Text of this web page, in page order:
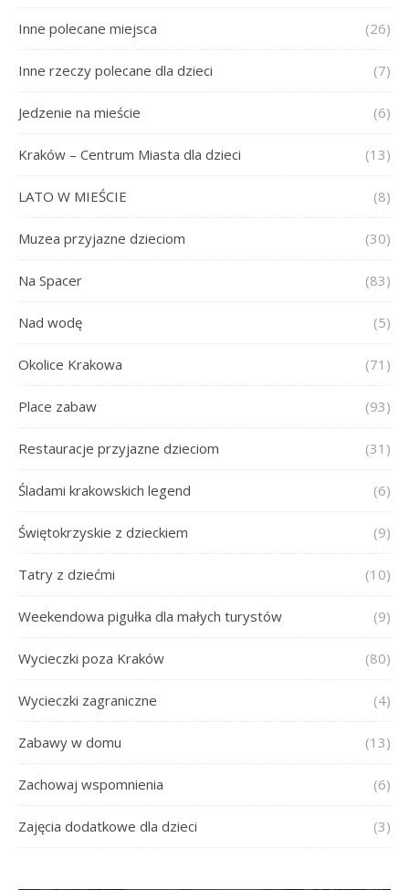
Inne polecane miejsca (26)
Inne rzeczy polecane dla dzieci (7)
Jedzenie na mieście (6)
Kraków – Centrum Miasta dla dzieci (13)
LATO W MIEŚCIE (8)
Muzea przyjazne dzieciom (30)
Na Spacer (83)
Nad wodę (5)
Okolice Krakowa (71)
Place zabaw (93)
Restauracje przyjazne dzieciom (31)
Śladami krakowskich legend (6)
Świętokrzyskie z dzieckiem (9)
Tatry z dziećmi (10)
Weekendowa pigułka dla małych turystów (9)
Wycieczki poza Kraków (80)
Wycieczki zagraniczne (4)
Zabawy w domu (13)
Zachowaj wspomnienia (6)
Zajęcia dodatkowe dla dzieci (3)